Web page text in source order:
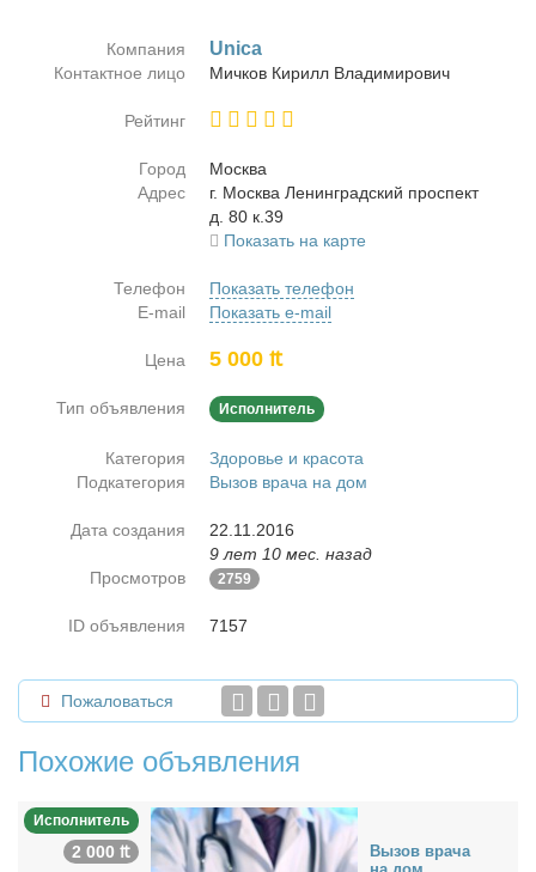
Компания Unica
Контактное лицо Мич­ков Ки­рилл Вла­ди­ми­ро­вич
Рейтинг
Город
Москва
Адрес
г. Москва Ле­нин­град­ский про­спект
д. 80 к.39
Показать на карте
Телефон
Показать телефон
E-mail
Показать e-mail
Цена 5 000 ₶
Тип объявления Исполнитель
Категория
Здоровье и красота
Подкатегория
Вызов врача на дом
Дата создания
22.11.2016
9 лет 10 мес. назад
Просмотров
2759
ID объявления 7157
Пожаловаться
Похожие объявления
Исполнитель
2 000 ₶
Вы­зов вра­ча